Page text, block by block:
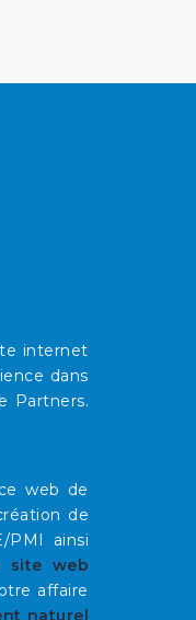
internet
dans
Partners.
web de
de
PMI ainsi
site web
affaire
naturel